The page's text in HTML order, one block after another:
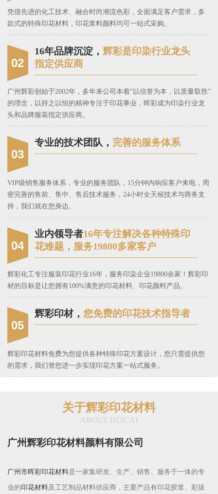
凭借先进的化工技术、融合时尚潮流色彩，全面满足客户需求，多
款式的特殊印花材料，印花浆料颜料均可一站式采购。
02
16年品牌沉淀， 辉彩是印染行业龙头
指定供应商
广州辉彩创始于2002年，多年来公司本着“以信誉为本，以质量取胜”
的理念，以持之以恒的精神专注于印花事业，晖彩成为印染行业龙
头和品牌服装指定供应商。
03
专业的技术团队， 完善的服务体系
VIP级销售服务体系，专业的服务团队，15分钟内响应客户来电，周
密完善的售前、售中、售后技术服务，24小时全天候技术与商务支
持，我们就在您身边。
04
业内领导者16年专注解决各种特殊印
花难题，服务19800多家客户
辉彩化工专注服装印花行业16年，服务印染企业19800余家！辉彩印
材的目标是让您拥有100%满意的印花材料、印花颜料产品。
05
辉彩印材， 您免费的印花技术指导者
辉彩印花材料免费为您提供各种特殊印花方案设计，您只需提供您
的需求，我们替您进一步实现印花方案一站式服务。
关于辉彩印花材料
ABOUT HUICAI
广州辉彩印花材料颜料有限公司
广州市晖彩印花材料是一家集研发、生产、销售、服务于一体的专
业的 印花材料及工艺制品材料供应商，主要产品有印花胶浆、彩拔